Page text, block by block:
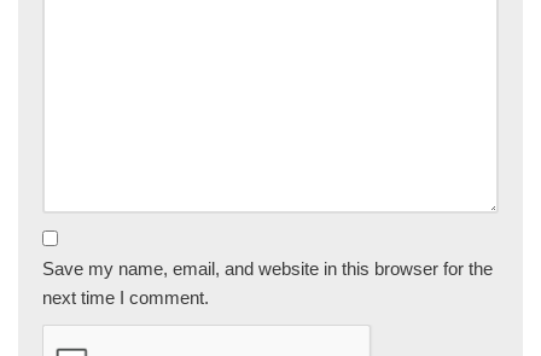
Save my name, email, and website in this browser for the
next time I comment.